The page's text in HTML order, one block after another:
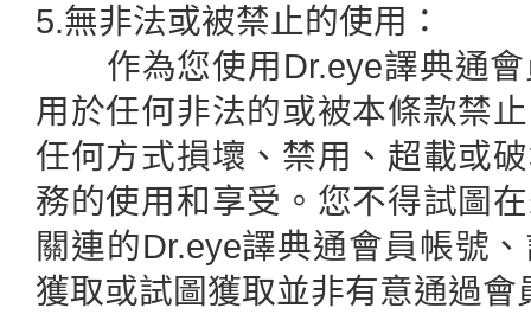
5.無非法或被禁止的使用：
作為您使用Dr.eye譯典通會
用於任何非法的或被本條款禁
任何方式損壞、禁用、超載或
務的使用和享受。您不得試圖
關連的Dr.eye譯典通會員帳號
獲取或試圖獲取並非有意通過